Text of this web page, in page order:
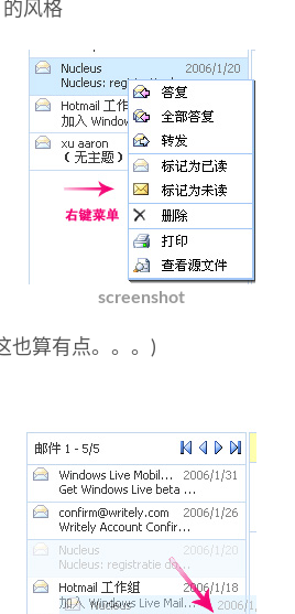
风格
screenshot
也算有点。。。)